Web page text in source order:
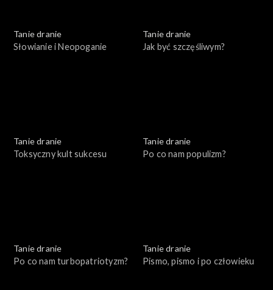
Tanie dranie
Słowianie i Neopoganie
Tanie dranie
Jak być szczęśliwym?
Tanie dranie
Toksyczny kult sukcesu
Tanie dranie
Po co nam populizm?
Tanie dranie
Po co nam turbopatriotyzm?
Tanie dranie
Pismo, pismo i po człowieku